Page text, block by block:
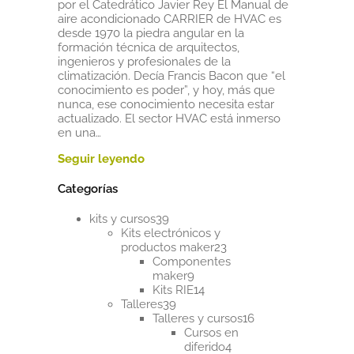
por el Catedrático Javier Rey El Manual de
aire acondicionado CARRIER de HVAC es
desde 1970 la piedra angular en la
formación técnica de arquitectos,
ingenieros y profesionales de la
climatización. Decía Francis Bacon que “el
conocimiento es poder”, y hoy, más que
nunca, ese conocimiento necesita estar
actualizado. El sector HVAC está inmerso
en una…
Categorías
kits y cursos3939
productos
Kits electrónicos y
productos maker2323
productos
Componentes
maker99
productos
Kits RIE1414
Talleres3939
productos
Talleres y cursos1616
Cursos en
diferido44